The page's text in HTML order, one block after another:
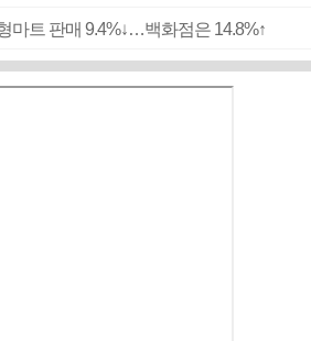
마트 판매 9.4%↓…백화점은 14.8%↑